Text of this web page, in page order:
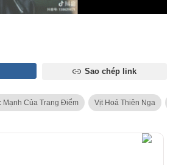
Sao chép link
Mạnh Của Trang Điểm Vịt Hoá Thiên Nga